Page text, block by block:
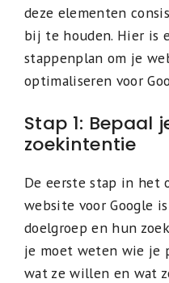
deze elementen
bij te houden. Hier is
stappenplan om je
optimaliseren voor
Stap 1: Bepaal
zoekintentie
De eerste stap in het
website voor Google
doelgroep en hun
je moet weten wie je
wat ze willen en wat